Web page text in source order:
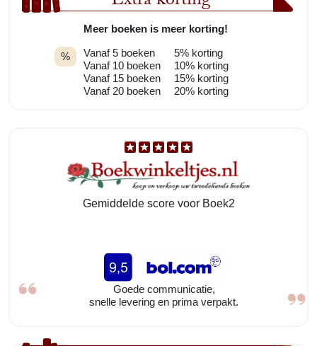
%
Meer boeken is meer korting!
Vanaf 5 boeken
Vanaf 10 boeken
Vanaf 15 boeken
Vanaf 20 boeken
5% korting
10% korting
15% korting
20% korting
Gemiddelde score voor Boek2
Goede communicatie,
snelle levering en prima verpakt.